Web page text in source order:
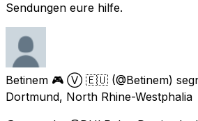
Sendungen eure hilfe.
Betinem 🎮 Ⓥ 🇪🇺 (@Betinem)
Dortmund, North Rhine-Westphalia